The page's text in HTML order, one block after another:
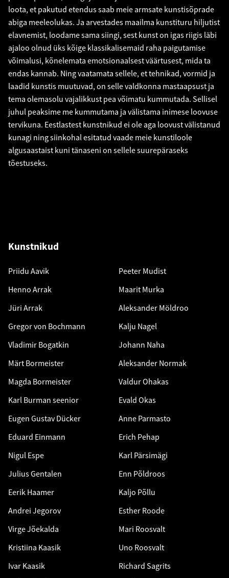
loota, et pakutud etendus saab meie armsate kunstisõprade
abiga meeleolukas. Ja arvestades maailma kunstituru hiljutist
elavnemist, loodame sama siingi, sest kunst on igas riigis läbi
ajaloo olnud üks kõige klassikalisemaid raha paigutamise
võimalusi, kõnelemata emotsionaalsest väärtusest, mida ta
endas kannab. Ning vaatamata sellele, et tehnikad, vormid ja
laadid kunstis muutuvad, on selle valdkonna mastaapsust ja
tema olemasolu vajalikkust pea võimatu kummutada. Sellisel
juhul peaksime me kummutama ja välistama inimese loovuse
tervikuna. Eestlastest kunstnikud ei ole aga loovust välistanud
kunagi ning siinkohal esitatud vaade meie kunstiloole
algusaastaist kuni tänaseni on sellele suurepäraseks
tõestuseks.
Kunstnikud
Priidu Aavik
Henno Arrak
Jüri Arrak
Gregor von Bochmann
Vladimir Bogatkin
Märt Bormeister
Magda Bormeister
Karl Burman seenior
Eugen Gustav Dücker
Eduard Einmann
Nigul Espe
Julius Gentalen
Eerik Haamer
Andrei Jegorov
Virge Jõekalda
Kristiina Kaasik
Ivar Kaasik
Peeter Mudist
Maarit Murka
Aleksander Möldroo
Kalju Nagel
Johann Naha
Aleksander Normak
Valdur Ohakas
Evald Okas
Anne Parmasto
Erich Pehap
Karl Pärsimägi
Enn Põldroos
Kaljo Põllu
Esther Roode
Mari Roosvalt
Uno Roosvalt
Richard Sagrits